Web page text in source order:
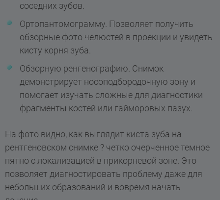
соседних зубов.
Ортопантомограмму. Позволяет получить
обзорные фото челюстей в проекции и увидеть
кисту корня зуба.
Обзорную ренгенографию. Снимок
демонстрирует носоподбородочную зону и
помогает изучать сложные для диагностики
фрагменты костей или гайморовых пазух.
На фото видно, как выглядит киста зуба на
рентгеновском снимке ? четко очерченное темное
пятно с локализацией в прикорневой зоне. Это
позволяет диагностировать проблему даже для
небольших образований и вовремя начать